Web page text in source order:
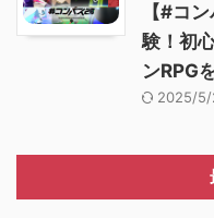
【#コ
験！初
ンRPG
2025/